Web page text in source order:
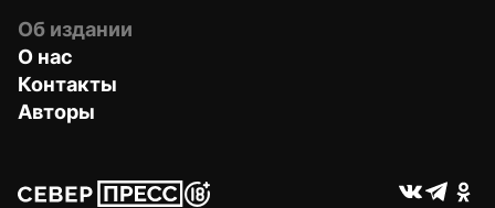
Об издании
О нас
Контакты
Авторы